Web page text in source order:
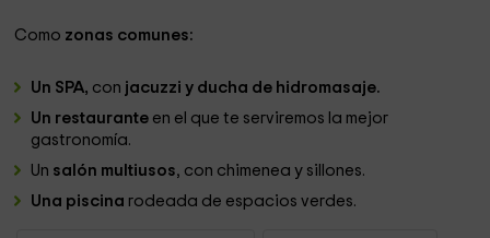
Como zonas comunes:
Un SPA, con jacuzzi y ducha de hidromasaje.
Un restaurante en el que te serviremos la mejor
gastronomía.
Un salón multiusos, con chimenea y sillones.
Una piscina rodeada de espacios verdes.